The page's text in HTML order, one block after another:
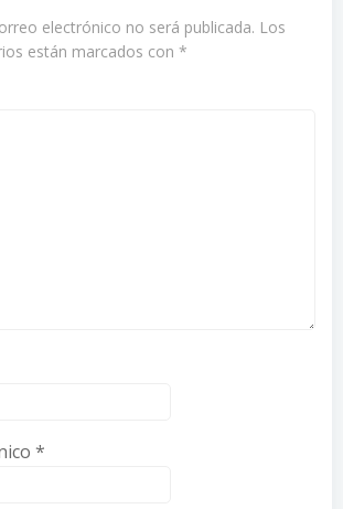
electrónico no será publicada. Los
están marcados con *
*